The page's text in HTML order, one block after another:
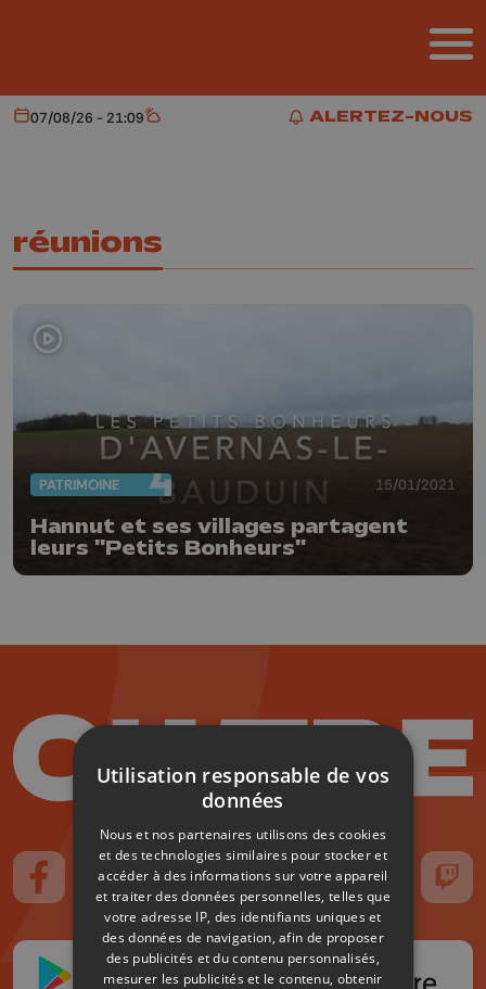
ALERTEZ-NOUS
ALERTEZ-NOUS
Aujourd'hui
07/08/26 - 21:09 Météo
réunions
PATRIMOINE 15/01/2021
Hannut et ses villages partagent
leurs "Petits Bonheurs"
Suivez-nous sur FaceBook
Suivez-nous sur Instagram
Suivez-nous sur TikTokSuivez-nous sur YouTube
Suivez-nous
Utilisation responsable de vos
données
Nous et nos partenaires utilisons des cookies
et des technologies similaires pour stocker et
accéder à des informations sur votre appareil
et traiter des données personnelles, telles que
votre adresse IP, des identifiants uniques et
des données de navigation, afin de proposer
des publicités et du contenu personnalisés,
mesurer les publicités et le contenu, obtenir